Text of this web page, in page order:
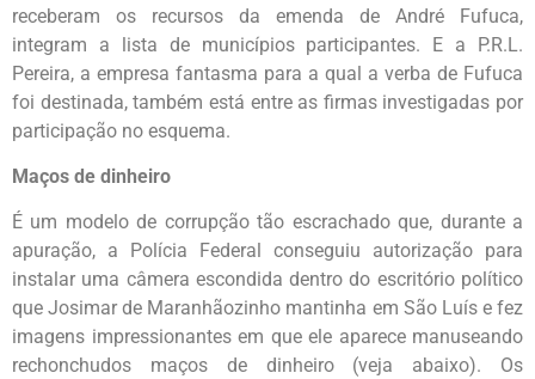
receberam os recursos da emenda de André Fufuca,
integram a lista de municípios participantes. E a P.R.L.
Pereira, a empresa fantasma para a qual a verba de Fufuca
foi destinada, também está entre as firmas investigadas por
participação no esquema.
Maços de dinheiro
É um modelo de corrupção tão escrachado que, durante a
apuração, a Polícia Federal conseguiu autorização para
instalar uma câmera escondida dentro do escritório político
que Josimar de Maranhãozinho mantinha em São Luís e fez
imagens impressionantes em que ele aparece manuseando
rechonchudos maços de dinheiro (veja abaixo). Os